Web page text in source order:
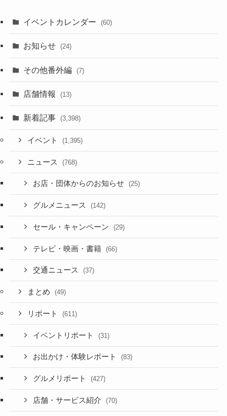
イベントカレンダー (60)
お知らせ (24)
その他番外編 (7)
店舗情報 (13)
新着記事 (3,398)
イベント (1,395)
ニュース (768)
お店・団体からのお知らせ (25)
グルメニュース (142)
セール・キャンペーン (29)
テレビ・映画・書籍 (66)
交通ニュース (37)
まとめ (49)
リポート (611)
イベントリポート (31)
お出かけ・体験レポート (83)
グルメリポート (427)
店舗・サービス紹介 (70)